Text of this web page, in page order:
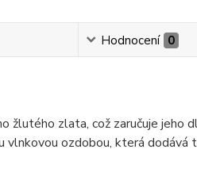
Hodnocení 0
zlata, což zaručuje jeho
ozdobou, která